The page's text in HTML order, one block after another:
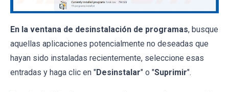
En la ventana de desinstalación de programas, busque
aquellas aplicaciones potencialmente no deseadas que
hayan sido instaladas recientemente, seleccione esas
entradas y haga clic en "Desinstalar" o "Suprimir".